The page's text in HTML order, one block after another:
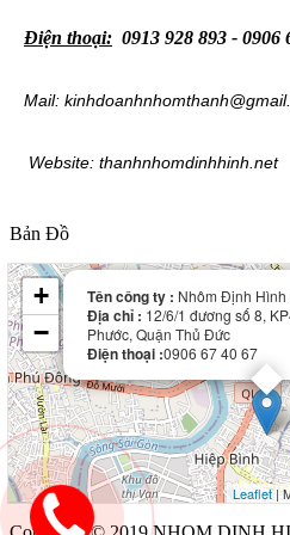
Điện thoại: 0913 928 893 - 0906
Mail:
Website: thanhnhomdinhhinh.net
Bản Đồ
Tên công ty : Nhôm Định Hình
Địa chỉ : 12/6/1 đương số 8,
Phước, Quận Thủ Đức
Điện thoại :0906 67 40 67
+
−
Leaflet|